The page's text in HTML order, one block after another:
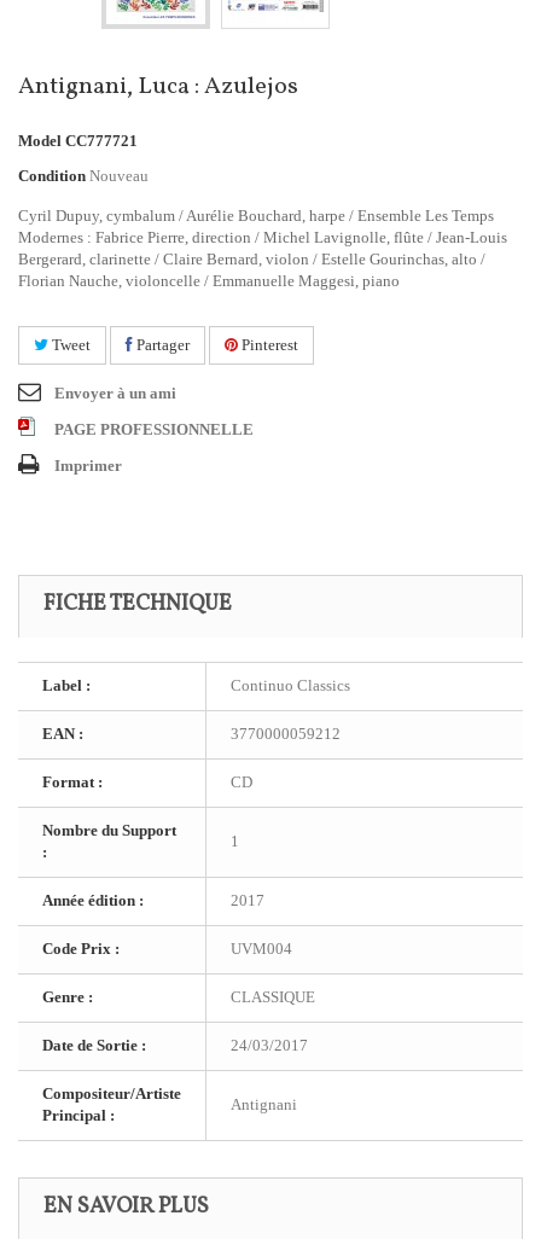
Antignani, Luca : Azulejos
Model CC777721
Condition Nouveau
Cyril Dupuy, cymbalum / Aurélie Bouchard, harpe / Ensemble Les Temps
Modernes : Fabrice Pierre, direction / Michel Lavignolle, flûte / Jean-Louis
Bergerard, clarinette / Claire Bernard, violon / Estelle Gourinchas, alto /
Florian Nauche, violoncelle / Emmanuelle Maggesi, piano
Tweet Partager Pinterest
Envoyer à un ami
PAGE PROFESSIONNELLE
Imprimer
FICHE TECHNIQUE
Label : Continuo Classics
EAN : 3770000059212
Format : CD
Nombre du Support
:
1
Année édition : 2017
Code Prix : UVM004
Genre : CLASSIQUE
Date de Sortie : 24/03/2017
Compositeur/Artiste
Principal :
Antignani
EN SAVOIR PLUS